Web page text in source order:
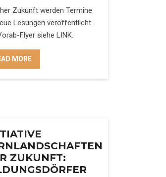
Zukunft werden Termine
Lesungen veröffentlicht.
Flyer siehe LINK.
MORE
ZUKUNFT: